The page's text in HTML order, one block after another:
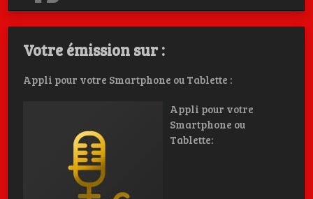
Votre émission sur :
Appli pour votre Smartphone ou Tablette :
Appli pour votre
Smartphone ou
Tablette: